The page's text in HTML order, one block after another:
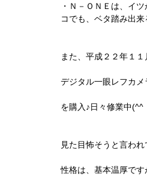
・Ｎ－ＯＮＥは、イ
コでも、ベタ踏み出
また、平成２２年１
デジタル一眼レフカ
を購入♪日々修業中(^^ゞ
見た目怖そうと言わ
性格は、基本温厚で